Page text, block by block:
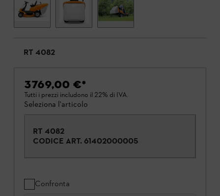
RT 4082
3769,00 €*
Tutti i prezzi includono il 22% di IVA.
Seleziona l'articolo
RT 4082
CODICE ART. 61402000005
Confronta